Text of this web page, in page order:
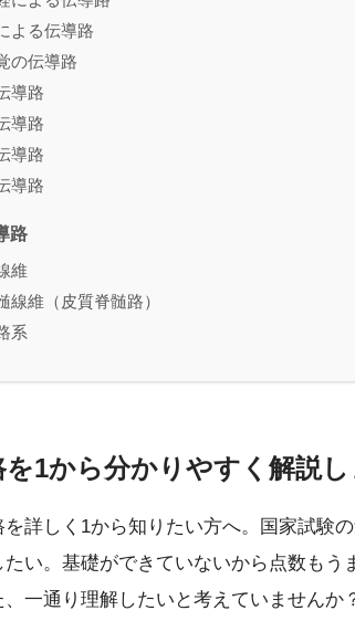
よる伝導路
の伝導路
導路
導路
導路
導路
路
維
線維（皮質脊髄路）
系
1から分かりやすく解説し
詳しく1から知りたい方へ。国家試験
たい。基礎ができていないから点数もう
、一通り理解したいと考えていませんか